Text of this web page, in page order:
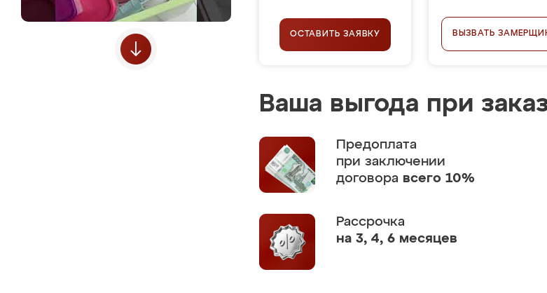
ОСТАВИТЬ ЗАЯВКУ ВЫЗВАТЬ
Ваша выгода при
Предоплата
при заключении
договора всего 10%
Рассрочка
на 3, 4, 6 месяцев